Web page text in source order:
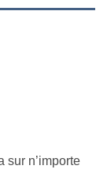
sur n’importe